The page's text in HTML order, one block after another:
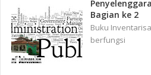
Bagian ke 2
Buku
berfungsi